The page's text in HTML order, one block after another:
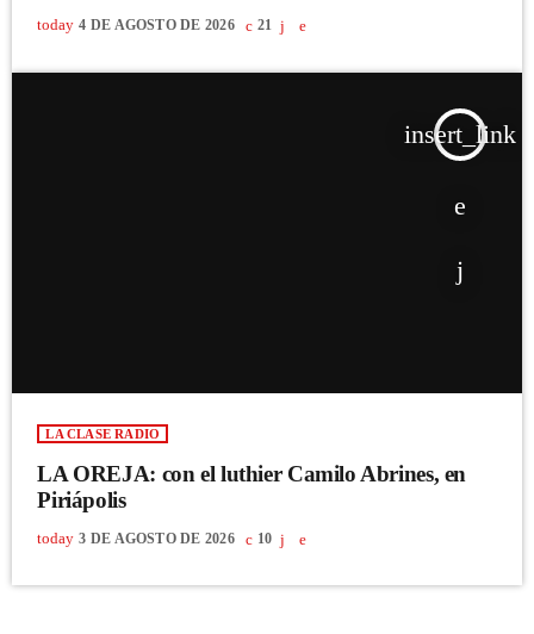
today 4 DE AGOSTO DE 2026 21
insert_link
LA CLASE RADIO
LA OREJA: con el luthier Camilo Abrines, en
Piriápolis
today 3 DE AGOSTO DE 2026 10